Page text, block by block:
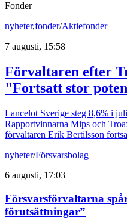
Fonder
nyheter,fonder/Aktiefonder
7 augusti, 15:58
Förvaltaren efter
"Fortsatt stor
Lancelot Sverige steg 8,6% i
Rapportvinnarna Mips och
förvaltaren Erik Bertilsson
nyheter/Försvarsbolag
6 augusti, 17:03
Försvarsförvaltarna
förutsättningar”